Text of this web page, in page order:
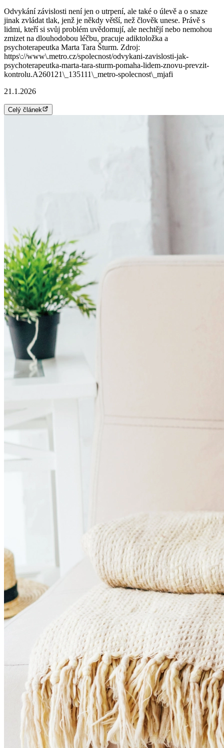
Odvykání závislosti není jen o utrpení, ale také o úlevě a o snaze
jinak zvládat tlak, jenž je někdy větší, než člověk unese. Právě s
lidmi, kteří si svůj problém uvědomují, ale nechtějí nebo nemohou
zmizet na dlouhodobou léčbu, pracuje adiktoložka a
psychoterapeutka Marta Tara Šturm. Zdroj:
https\://www\.metro.cz/spolecnost/odvykani-zavislosti-jak-
psychoterapeutka-marta-tara-sturm-pomaha-lidem-znovu-prevzit-
kontrolu.A260121\_135111\_metro-spolecnost\_mjafi
21.1.2026
Celý článek